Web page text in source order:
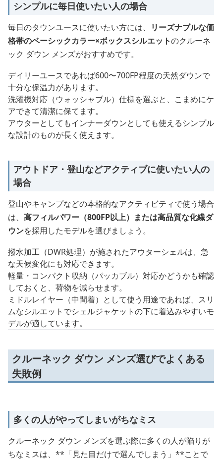
シンプルに毎日使いたい人の場合
毎日のタウンユースに使いたい方には、
リーズナブルな価
格帯のベーシックカラー×ボックスシルエットのクルーネ
ック ダウン メンズがおすすめです。
デイリーユースであれば600〜700FP程度の天然ダウンで
十分な保温力があります。
洗濯機対応（ウォッシャブル）仕様を選ぶと、こまめにケ
アできて清潔に保てます。
アウターとしてもインナーダウンとしても使えるシンプル
な設計のものが長く使えます。
アウトドア・登山などアクティブに使いたい人の
場合
登山やキャンプなどの本格的なアクティビティで使う場合
は、 高フィルパワー（800FP以上）または高品質な化繊ダ
ウンを採用したモデルを選びましょう。
撥水加工（DWR処理）が施されたアウターシェルは、急
な天候変化にも対応できます。
軽量・コンパクト収納（パッカブル）対応かどうかも確認
しておくと、荷物を減らせます。
ミドルレイヤー（中間着）として使う用途であれば、スリ
ムなシルエットでシェルジャケットの下に着込みやすいモ
デルが適しています。
クルーネック ダウン メンズ選びでよくある
失敗例
多くの人がやってしまいがちなミス
クルーネック ダウン メンズを選ぶ際に多くの人が陥りが
ちなミスは、**「見た目だけで選んでしまう」**ことで